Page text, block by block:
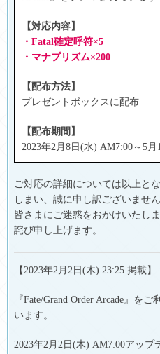
【対応内容】
・Fatal確定呼符×5
・マナプリズム×200
【配布方法】
プレゼントボックスに配布
【配布期間】
2023年2月8日(水) AM7:00～5
ご対応の詳細については以上と
しまい、誠に申し訳ございません
皆さまにご迷惑をおかけいたし
詫び申し上げます。
【2023年2月2日(木) 23:25 掲載】
『Fate/Grand Order Arcade』を
います。
2023年2月2日(木) AM7:00アップ